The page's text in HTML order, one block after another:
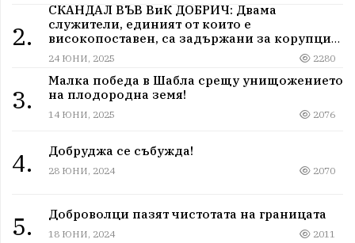
2.
СКАНДАЛ ВЪВ ВиК ДОБРИЧ: Двама
служители, единият от които е
високопоставен, са задържани за корупция
в мрежа от мълчание и прикриване.
24 ЮНИ, 2025 2280
3.
Малка победа в Шабла срещу унищожението
на плодородна земя!
14 ЮНИ, 2025 2076
4. Добруджа се събужда!
28 ЮНИ, 2024 2070
5. Доброволци пазят чистотата на границата
18 ЮНИ, 2024 2011